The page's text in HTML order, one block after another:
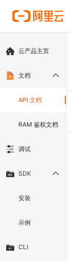
云产品主页
文档
API 文档
RAM 鉴权文档
调试
SDK
安装
示例
CLI